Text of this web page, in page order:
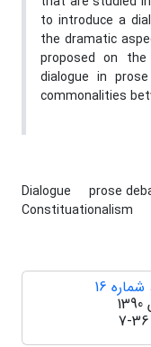
to introduce a
the dramatic
proposed on
dialogue in
commonalities
Dialogue prose
Constituationalism
7-36